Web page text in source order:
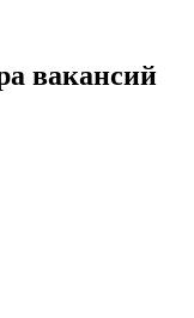
вакансий